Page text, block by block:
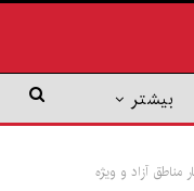
بیشتر
آزاد و ویژه